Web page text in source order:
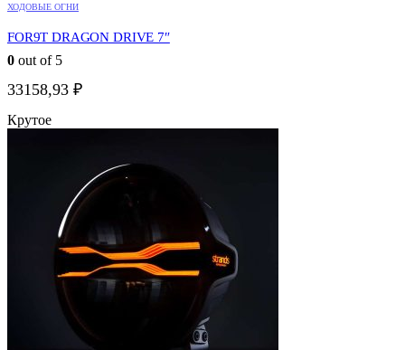
ХОДОВЫЕ ОГНИ
FOR9T DRAGON DRIVE 7″
0 out of 5
33158,93 ₽
Крутое